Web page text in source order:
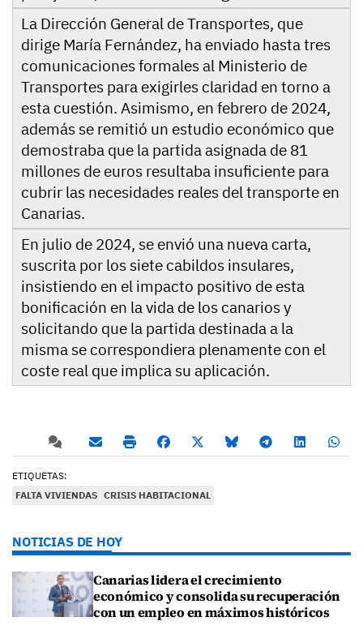
La Dirección General de Transportes, que
dirige María Fernández, ha enviado hasta tres
comunicaciones formales al Ministerio de
Transportes para exigirles claridad en torno a
esta cuestión. Asimismo, en febrero de 2024,
además se remitió un estudio económico que
demostraba que la partida asignada de 81
millones de euros resultaba insuficiente para
cubrir las necesidades reales del transporte en
Canarias.
En julio de 2024, se envió una nueva carta,
suscrita por los siete cabildos insulares,
insistiendo en el impacto positivo de esta
bonificación en la vida de los canarios y
solicitando que la partida destinada a la
misma se correspondiera plenamente con el
coste real que implica su aplicación.
ETIQUETAS:
FALTA VIVIENDAS CRISIS HABITACIONAL
NOTICIAS DE HOY
Canarias lidera el crecimiento
económico y consolida su recuperación
con un empleo en máximos históricos